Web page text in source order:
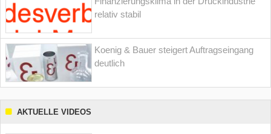
relativ stabil
Koenig & Bauer steigert Auftragseingang
deutlich
AKTUELLE VIDEOS